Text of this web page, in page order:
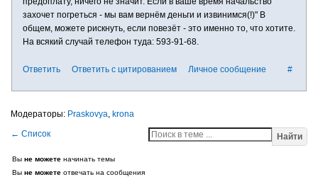
захочет погреться - мы вам вернём деньги и извинимся(!)" В
общем, можете рискнуть, если повезёт - это именно то, что хотите.
На всякий случай телефон туда: 593-91-68.
#
Ответить Ответить с цитированием Личное сообщение
Praskovya, krona
Найти
Вы не можете начинать темы
Вы не можете отвечать на сообщения